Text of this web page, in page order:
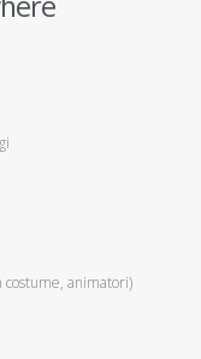
costume, animatori)